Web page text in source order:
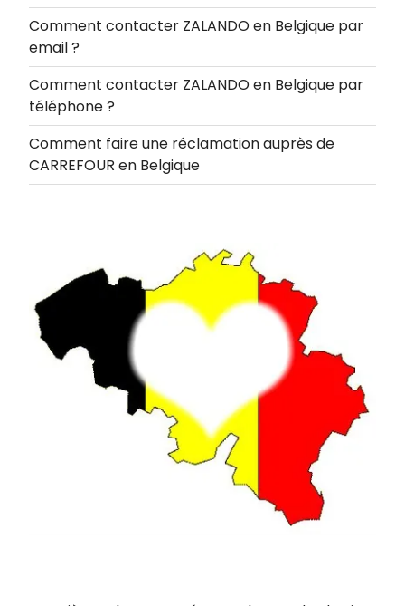
Comment contacter ZALANDO en Belgique par
email ?
Comment contacter ZALANDO en Belgique par
téléphone ?
Comment faire une réclamation auprès de
CARREFOUR en Belgique